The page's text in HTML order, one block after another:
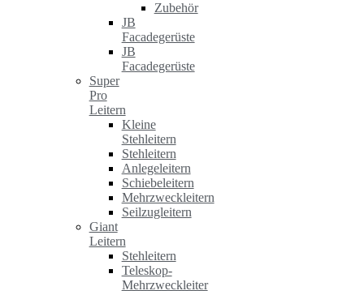
Zubehör
JB
Facadegerüste
JB
Facadegerüste
Super
Pro
Leitern
Kleine
Stehleitern
Stehleitern
Anlegeleitern
Schiebeleitern
Mehrzweckleitern
Seilzugleitern
Giant
Leitern
Stehleitern
Teleskop-
Mehrzweckleiter